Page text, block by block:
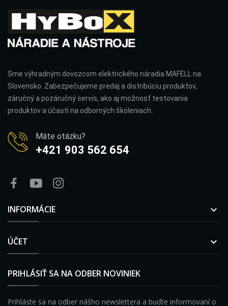
Sme výhradným dovozcom elektrického náradia MAFELL na
Slovensko. Zabezpečujeme predaj a distribúciu produktov,
záručný a pozáručný servis, ako aj možnosť testovania
produktov a účasti na odborných školeniach.
Máte otázku?
+421 903 562 654
INFORMÁCIE 
ÚČET 
PRIHLÁSIŤ SA NA ODBER NOVINIEK
Prihláste sa na odber nášho newslettera a buďte informovaní o